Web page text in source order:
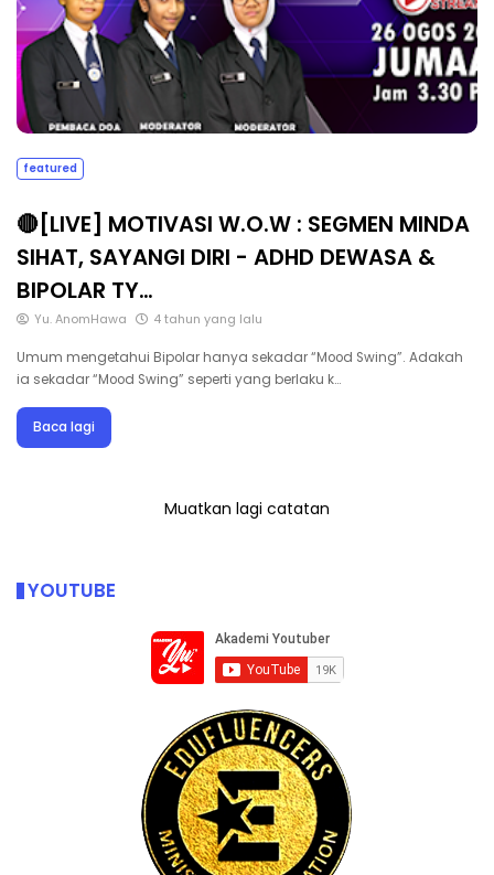
featured
🔴[LIVE] MOTIVASI W.O.W : SEGMEN MINDA
SIHAT, SAYANGI DIRI - ADHD DEWASA &
BIPOLAR TY…
Yu. AnomHawa 4 tahun yang lalu
Umum mengetahui Bipolar hanya sekadar “Mood Swing”. Adakah
ia sekadar “Mood Swing” seperti yang berlaku k…
Baca lagi
Muatkan lagi catatan
YOUTUBE